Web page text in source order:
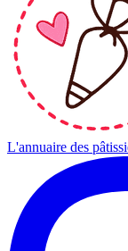
L'annuaire des